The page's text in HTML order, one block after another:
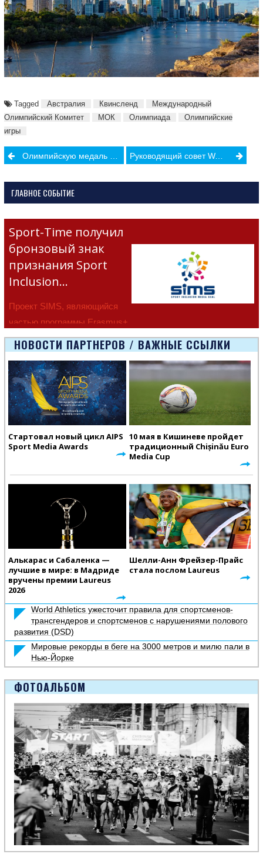
Tagged Австралия Квинсленд
Международный
Олимпийский Комитет
МОК Олимпиада
Олимпийские
игры
PostОлимпийскую медаль легендарного Джесси Оуэнса продали на аукционе за $615 000 Руководящий совет WADA решил запретить России выступать на Олимпийских играх
ГЛАВНОЕ СОБЫТИЕ
Sport-Time получил
бронзовый знак
признания Sport
Inclusion…
Проект SIMS, являющийся
частью программы Erasmus+
Европейско
НОВОСТИ ПАРТНЕРОВ / ВАЖНЫЕ ССЫЛКИ
Стартовал новый цикл AIPS
Sport Media Awards
10 мая в Кишиневе пройдет
традиционный Chișinău Euro
Media Cup
Алькарас и Сабаленка —
лучшие в мире: в Мадриде
вручены премии Laureus
2026
Шелли-Анн Фрейзер-Прайс
стала послом Laureus
World Athletics ужесточит правила для спортсменов-
трансгендеров и спортсменов с нарушениями полового
развития (DSD)
Мировые рекорды в беге на 3000 метров и милю пали в
Нью-Йорке
ФОТОАЛЬБОМ